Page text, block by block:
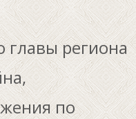
региона
по